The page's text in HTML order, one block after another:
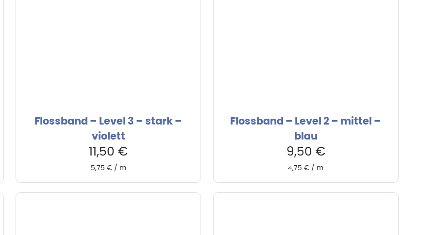
Flossband – Level 3 – stark –
violett
11,50€
5,75 €/ m
Flossband – Level 2 – mittel –
blau
9,50 €
4,75€ / m